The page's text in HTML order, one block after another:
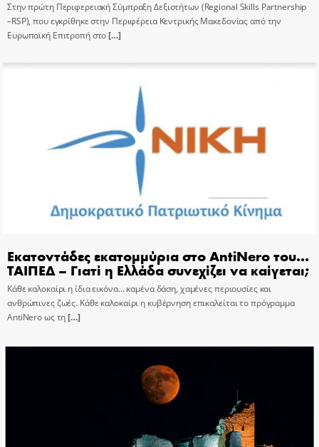
Στην πρώτη Περιφερειακή Σύμπραξη Δεξιοτήτων (Regional Skills Partnership
–RSP), που εγκρίθηκε στην Περιφέρεια Κεντρικής Μακεδονίας από την
Ευρωπαϊκή Επιτροπή στο[…]
Εκατοντάδες εκατομμύρια στο AntiNero του…
ΤΑΙΠΕΔ – Γιατί η Ελλάδα συνεχίζει να καίγεται;
Κάθε καλοκαίρι η ίδια εικόνα… καμένα δάση, χαμένες περιουσίες και
ανθρώπινες ζωές. Κάθε καλοκαίρι η κυβέρνηση επικαλείται το πρόγραμμα
AntiNero ως τη[…]